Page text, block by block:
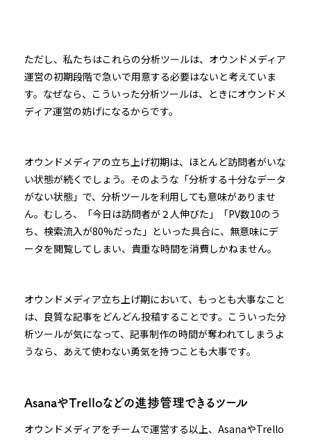
ただし、私たちはこれらの分析ツールは、オウンドメディア
運営の初期段階で急いで用意する必要はないと考えていま
す。なぜなら、こういった分析ツールは、ときにオウンドメ
ディア運営の妨げになるからです。
オウンドメディアの立ち上げ初期は、ほとんど訪問者がいな
い状態が続くでしょう。そのような「分析する十分なデータ
がない状態」で、分析ツールを利用しても意味がありませ
ん。むしろ、「今日は訪問者が２人伸びた」「PV数10のう
ち、検索流入が80%だった」といった具合に、無意味にデ
ータを閲覧してしまい、貴重な時間を消費しかねません。
オウンドメディア立ち上げ期において、もっとも大事なこと
は、良質な記事をどんどん投稿することです。こういった分
析ツールが気になって、記事制作の時間が奪われてしまうよ
うなら、あえて使わない勇気を持つことも大事です。
AsanaやTrelloなどの進捗管理できるツール
オウンドメディアをチームで運営する以上、AsanaやTrello